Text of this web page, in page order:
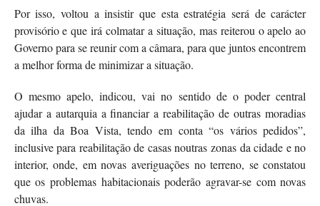
Por isso, voltou a insistir que esta estratégia será de carácter
provisório e que irá colmatar a situação, mas reiterou o apelo ao
Governo para se reunir com a câmara, para que juntos encontrem
a melhor forma de minimizar a situação.
O mesmo apelo, indicou, vai no sentido de o poder central
ajudar a autarquia a financiar a reabilitação de outras moradias
da ilha da Boa Vista, tendo em conta “os vários pedidos”,
inclusive para reabilitação de casas noutras zonas da cidade e no
interior, onde, em novas averiguações no terreno, se constatou
que os problemas habitacionais poderão agravar-se com novas
chuvas.